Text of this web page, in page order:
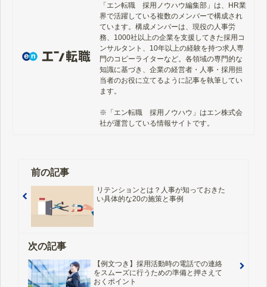
「エン転職　採用ノウハウ編集部」は、HR業
界で活躍している複数のメンバーで構成され
ています。構成メンバーは、現役の人事労
務、1000社以上の企業を支援してきた採用コ
ンサルタント、10年以上の経験を持つ求人専
門のコピーライターなど。各領域の専門的な
知識に基づき、企業の経営者・人事・採用担
当者のお役に立てるように記事を執筆してい
ます。
※「エン転職　採用ノウハウ」はエン株式会
社が運営している情報サイトです。
前の記事
リテンションとは？人事が知っておきた
い具体的な20の施策と事例
次の記事
【例文つき】採用活動時の電話での連絡
をスムーズに行うための準備と押さえて
おくポイント